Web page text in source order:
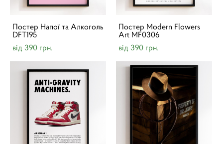
Постер Напої та Алкоголь
DFT195
від 390 грн.
Постер Modern Flowers
Art MF0306
від 390 грн.